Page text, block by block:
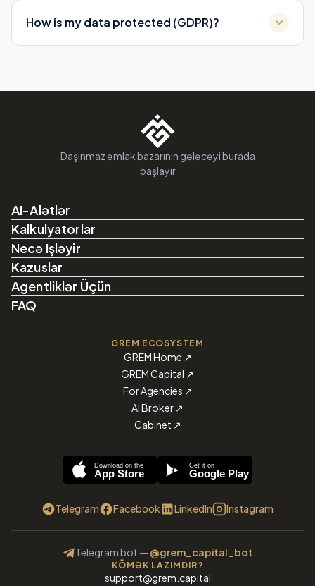
How is my data protected (GDPR)?
Daşınmaz əmlak bazarının gələcəyi burada
başlayır
AI-Alətlər
Kalkulyatorlar
Necə Işləyir
Kazuslar
Agentliklər Üçün
FAQ
GREM ECOSYSTEM
GREM Home ↗
GREM Capital ↗
For Agencies ↗
AI Broker ↗
Cabinet ↗
Download on the
App Store
Get it on
Google Play
Telegram Facebook LinkedIn Instagram
Telegram bot — @grem_capital_bot
KÖMƏK LAZIMDIR?
support@grem.capital